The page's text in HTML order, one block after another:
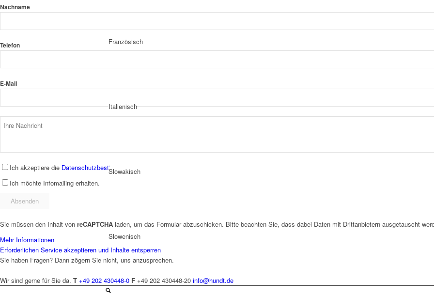
Französisch
Italienisch
Slowakisch
Slowenisch
Nachname
Telefon
E-Mail
Ich akzeptiere die Datenschutzbestimmungen
Ich möchte Infomailing erhalten.
Sie müssen den Inhalt von reCAPTCHA laden, um das Formular abzuschicken. Bitte beachten Sie, dass dabei Daten mit Drittanbietern ausgetauscht
Mehr Informationen
Erforderlichen Service akzeptieren und Inhalte entsperren
Sie haben Fragen? Dann zögern Sie nicht, uns anzusprechen.
Wir sind gerne für Sie da. T +49 202 430448-0 F +49 202 430448-20 info@hundt.de